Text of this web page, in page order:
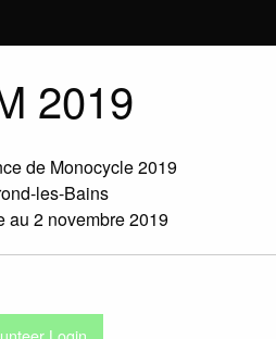
2019
de Monocycle 2019
les-Bains
au 2 novembre 2019